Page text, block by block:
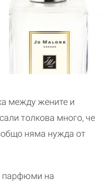
между жените и
толкова много, че
няма нужда от
парфюми на